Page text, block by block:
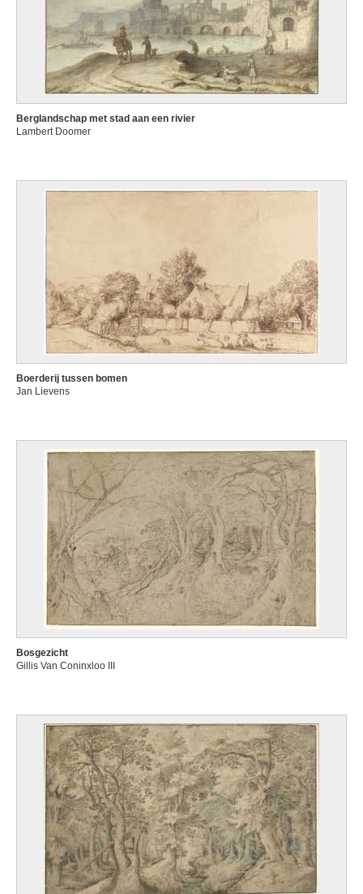
Berglandschap met stad aan een rivier
Lambert Doomer
Boerderij tussen bomen
Jan Lievens
Bosgezicht
Gillis Van Coninxloo III